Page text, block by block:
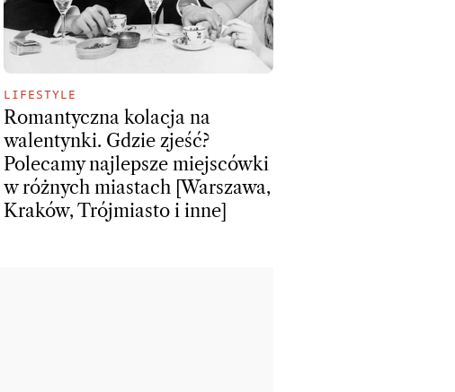
LIFESTYLE
Romantyczna kolacja na
walentynki. Gdzie zjeść?
Polecamy najlepsze miejscówki
w różnych miastach [Warszawa,
Kraków, Trójmiasto i inne]